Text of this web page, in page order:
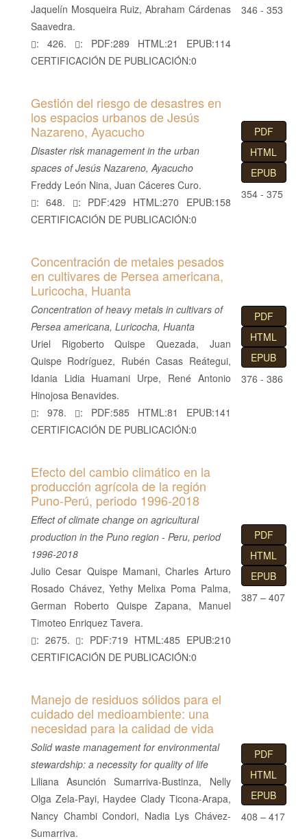
Jaquelín Mosqueira Ruiz, Abraham Cárdenas
Saavedra.
: 426.
: PDF:289 HTML:21 EPUB:114
CERTIFICACIÓN DE PUBLICACIÓN:0
346 - 353
Gestión del riesgo de desastres en
los espacios urbanos de Jesús
Nazareno, Ayacucho
Disaster risk management in the urban
spaces of Jesús Nazareno, Ayacucho
Freddy León Nina, Juan Cáceres Curo.
: 648.
: PDF:429 HTML:270 EPUB:158
CERTIFICACIÓN DE PUBLICACIÓN:0
PDF
HTML
EPUB
354 - 375
Concentración de metales pesados
en cultivares de Persea americana,
Luricocha, Huanta
Concentration of heavy metals in cultivars of
Persea americana, Luricocha, Huanta
Uriel Rigoberto Quispe Quezada, Juan
Quispe Rodríguez, Rubén Casas Reátegui,
Idania Lidia Huamani Urpe, René Antonio
Hinojosa Benavides.
: 978.
: PDF:585 HTML:81 EPUB:141
CERTIFICACIÓN DE PUBLICACIÓN:0
PDF
HTML
EPUB
376 - 386
Efecto del cambio climático en la
producción agrícola de la región
Puno-Perú, periodo 1996-2018
Effect of climate change on agricultural
production in the Puno region - Peru, period
1996-2018
Julio Cesar Quispe Mamani, Charles Arturo
Rosado Chávez, Yethy Melixa Poma Palma,
German Roberto Quispe Zapana, Manuel
Timoteo Enriquez Tavera.
: 2675.
: PDF:719 HTML:485 EPUB:210
CERTIFICACIÓN DE PUBLICACIÓN:0
PDF
HTML
EPUB
387 – 407
Manejo de residuos sólidos para el
cuidado del medioambiente: una
necesidad para la calidad de vida
Solid waste management for environmental
stewardship: a necessity for quality of life
Liliana Asunción Sumarriva-Bustinza, Nelly
Olga Zela-Payi, Haydee Clady Ticona-Arapa,
Nancy Chambi Condori, Nadia Lys Chávez-
Sumarriva.
PDF
HTML
EPUB
408 – 417